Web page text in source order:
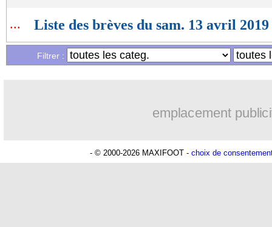
- Damien Da
... Liste des brèves du sam. 13 avril 2019
Filtrer :
emplacement
- © 2000-2026 MAXIFOOT - choix de